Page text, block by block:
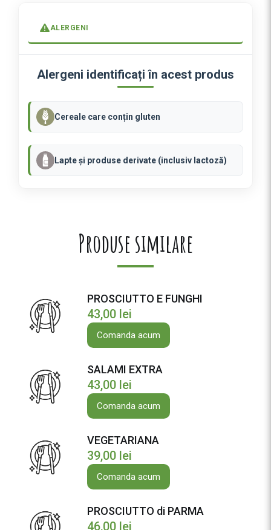
ALERGENI
Alergeni identificați în acest produs
Cereale care conțin gluten
Lapte și produse derivate (inclusiv lactoză)
Produse similare
PROSCIUTTO E FUNGHI
43,00 lei
Comanda acum
SALAMI EXTRA
43,00 lei
Comanda acum
VEGETARIANA
39,00 lei
Comanda acum
PROSCIUTTO di PARMA
46,00 lei